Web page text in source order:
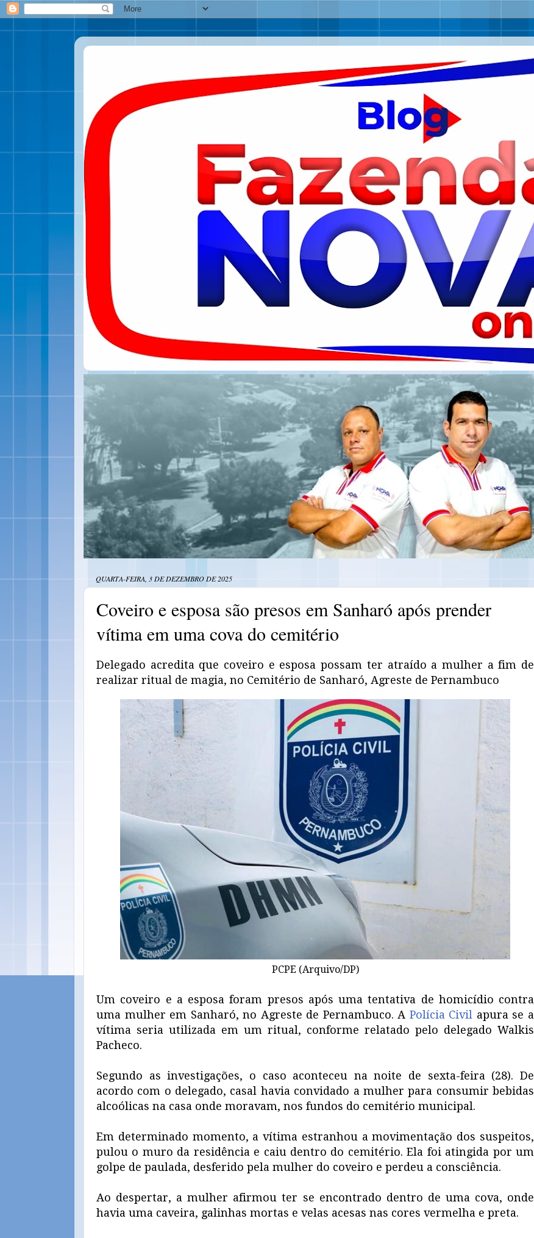
QUARTA-FEIRA, 3 DE DEZEMBRO DE 2025
Coveiro e esposa são presos em Sanharó após prender
vítima em uma cova do cemitério
Delegado acredita que coveiro e esposa possam ter atraído a mulher a fim de
realizar ritual de magia, no Cemitério de Sanharó, Agreste de Pernambuco
PCPE (Arquivo/DP)
Um coveiro e a esposa foram presos após uma tentativa de homicídio contra
uma mulher em Sanharó, no Agreste de Pernambuco. A Polícia Civil apura se a
vítima seria utilizada em um ritual, conforme relatado pelo delegado Walkis
Pacheco.
Segundo as investigações, o caso aconteceu na noite de sexta-feira (28). De
acordo com o delegado, casal havia convidado a mulher para consumir bebidas
alcoólicas na casa onde moravam, nos fundos do cemitério municipal.
Em determinado momento, a vítima estranhou a movimentação dos suspeitos,
pulou o muro da residência e caiu dentro do cemitério. Ela foi atingida por um
golpe de paulada, desferido pela mulher do coveiro e perdeu a consciência.
Ao despertar, a mulher afirmou ter se encontrado dentro de uma cova, onde
havia uma caveira, galinhas mortas e velas acesas nas cores vermelha e preta.